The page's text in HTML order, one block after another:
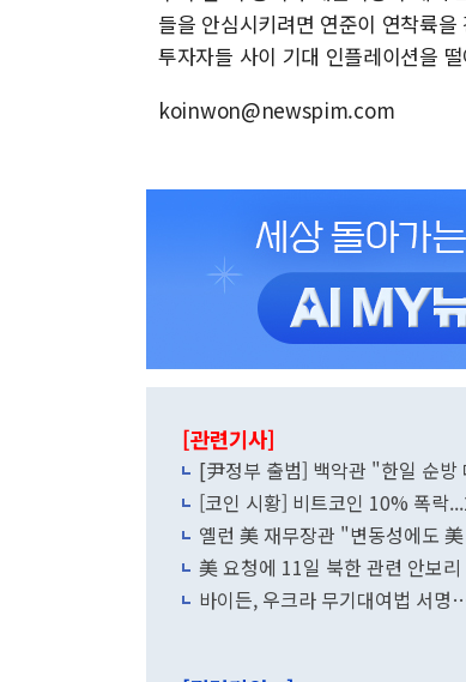
들을 안심시키려면 연준이 연착륙
투자자들 사이 기대 인플레이션을
koinwon@newspim.com
[관련기사]
[尹정부 출범] 백악관 "한일 순방
[코인 시황] 비트코인 10% 폭락
옐런 美 재무장관 "변동성에도
美 요청에 11일 북한 관련 안보
바이든, 우크라 무기대여법 서